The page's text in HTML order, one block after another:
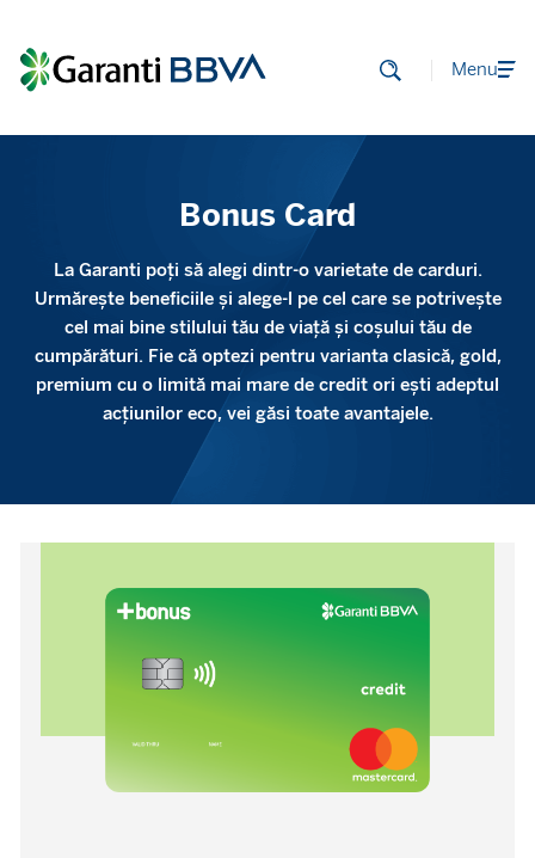
Menu
Bonus Card
La Garanti poți să alegi dintr-o varietate de carduri.
Urmărește beneficiile și alege-l pe cel care se potrivește
cel mai bine stilului tău de viață și coșului tău de
cumpărături. Fie că optezi pentru varianta clasică, gold,
premium cu o limită mai mare de credit ori ești adeptul
acțiunilor eco, vei găsi toate avantajele.